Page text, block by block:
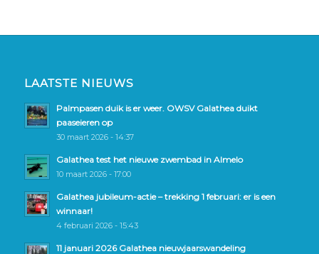
LAATSTE NIEUWS
Palmpasen duik is er weer. OWSV Galathea duikt
paaseieren op
30 maart 2026 - 14:37
Galathea test het nieuwe zwembad in Almelo
10 maart 2026 - 17:00
Galathea jubileum-actie – trekking 1 februari: er is een
winnaar!
4 februari 2026 - 15:43
11 januari 2026 Galathea nieuwjaarswandeling